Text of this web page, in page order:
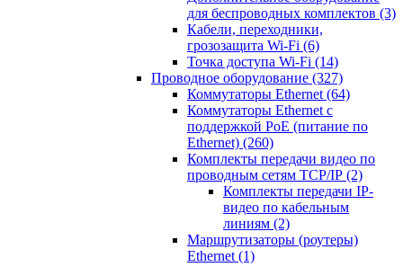
для беспроводных комплектов (3)
Кабели, переходники,
грозозащита Wi-Fi (6)
Точка доступа Wi-Fi (14)
Проводное оборудование (327)
Коммутаторы Ethernet (64)
Коммутаторы Ethernet с
поддержкой PoE (питание по
Ethernet) (260)
Комплекты передачи видео по
проводным сетям TCP/IP (2)
Комплекты передачи IP-
видео по кабельным
линиям (2)
Маршрутизаторы (роутеры)
Ethernet (1)